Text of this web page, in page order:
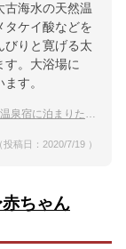
古海水の天然温
タケイ酸などを
びりと寛げる太
す。大浴場に
す。
。おすすめはありますか？
稿日：2020/7/19 ）
ちゃん